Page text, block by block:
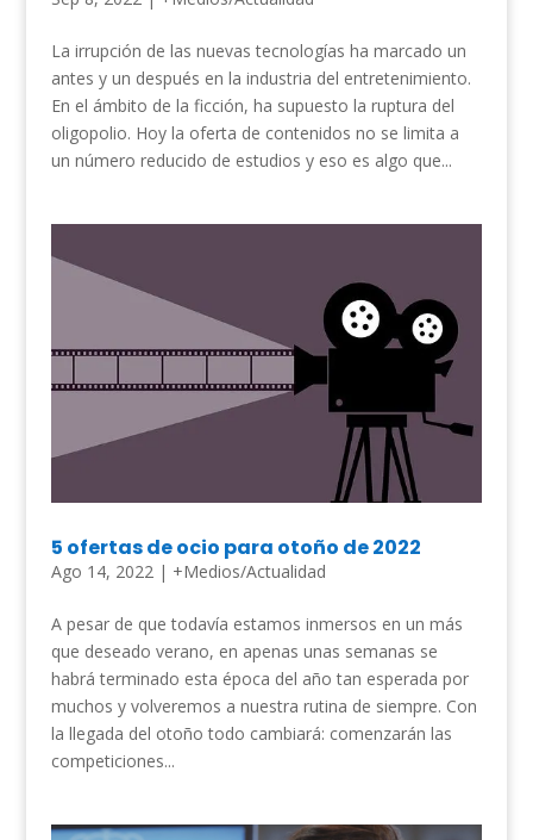
La irrupción de las nuevas tecnologías ha marcado un
antes y un después en la industria del entretenimiento.
En el ámbito de la ficción, ha supuesto la ruptura del
oligopolio. Hoy la oferta de contenidos no se limita a
un número reducido de estudios y eso es algo que...
5 ofertas de ocio para otoño de 2022
Ago 14, 2022 | +Medios/Actualidad
A pesar de que todavía estamos inmersos en un más
que deseado verano, en apenas unas semanas se
habrá terminado esta época del año tan esperada por
muchos y volveremos a nuestra rutina de siempre. Con
la llegada del otoño todo cambiará: comenzarán las
competiciones...